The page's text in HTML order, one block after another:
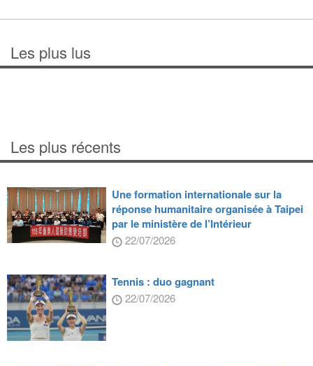
Les plus lus
Les plus récents
Une formation internationale sur la
réponse humanitaire organisée à Taipei
par le ministère de l’Intérieur
22/07/2026
Tennis : duo gagnant
22/07/2026